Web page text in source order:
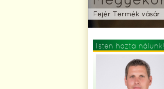
Isten hozta nálunk!